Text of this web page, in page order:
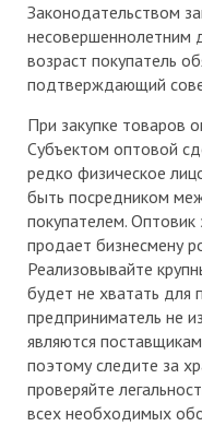
Законодательством
несовершеннолетним
возраст покупатель
подтверждающий
При закупке товаров
Субъектом оптовой
редко физическое
быть посредником
покупателем. Оптовик
продает бизнесмену
Реализовывайте
будет не хватать для
предприниматель не
являются
поэтому следите за
проверяйте
всех необходимых